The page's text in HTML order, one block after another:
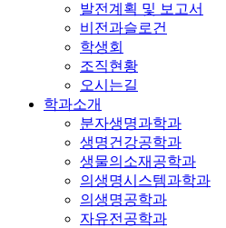
발전계획 및 보고서
비전과슬로건
학생회
조직현황
오시는길
학과소개
분자생명과학과
생명건강공학과
생물의소재공학과
의생명시스템과학과
의생명공학과
자유전공학과